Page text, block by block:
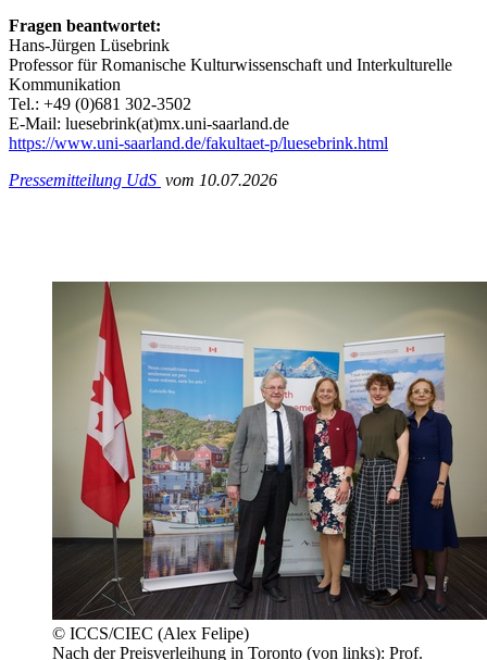
Fragen beantwortet:
Hans-Jürgen Lüsebrink
Professor für Romanische Kulturwissenschaft und Interkulturelle
Kommunikation
Tel.: +49 (0)681 302-3502
E-Mail: luesebrink(at)mx.uni-saarland.de
https://www.uni-saarland.de/fakultaet-p/luesebrink.html
Pressemitteilung UdS vom 10.07.2026
© ICCS/CIEC (Alex Felipe)
Nach der Preisverleihung in Toronto (von links): Prof.